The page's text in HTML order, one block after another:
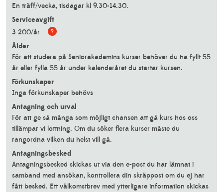
En träff/vecka, tisdagar kl 9.30-14.30.
Serviceavgift
3 200/år
180
Ålder
För att studera på Seniorakademins kurser behöver du ha fyllt 55
år eller fylla 55 år under kalenderåret du startar kursen.
Förkunskaper
Inga förkunskaper behövs
Antagning och urval
För att ge så många som möjligt chansen att gå kurs hos oss
tillämpar vi lottning. Om du söker flera kurser måste du
rangordna vilken du helst vill gå.
Antagningsbesked
Antagningsbesked skickas ut via den e-post du har lämnat i
samband med ansökan, kontrollera din skräppost om du ej har
fått besked. Ett välkomstbrev med ytterligare information skickas